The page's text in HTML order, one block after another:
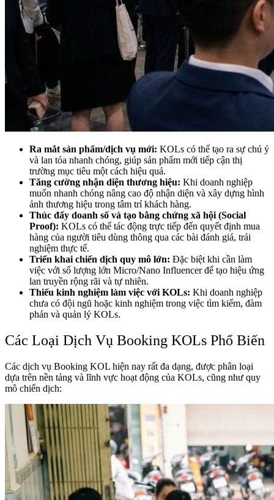
Ra mắt sản phẩm/dịch vụ mới: KOLs có thể tạo ra sự chú ý
và lan tỏa nhanh chóng, giúp sản phẩm mới tiếp cận thị
trường mục tiêu một cách hiệu quả.
Tăng cường nhận diện thương hiệu: Khi doanh nghiệp
muốn nhanh chóng nâng cao độ nhận diện và xây dựng hình
ảnh thương hiệu trong tâm trí khách hàng.
Thúc đẩy doanh số và tạo bằng chứng xã hội (Social
Proof): KOLs có thể tác động trực tiếp đến quyết định mua
hàng của người tiêu dùng thông qua các bài đánh giá, trải
nghiệm thực tế.
Triển khai chiến dịch quy mô lớn: Đặc biệt khi cần làm
việc với số lượng lớn Micro/Nano Influencer để tạo hiệu ứng
lan truyền rộng rãi và tự nhiên.
Thiếu kinh nghiệm làm việc với KOLs: Khi doanh nghiệp
chưa có đội ngũ hoặc kinh nghiệm trong việc tìm kiếm, đàm
phán và quản lý KOLs.
Các Loại Dịch Vụ Booking KOLs Phổ Biến
Các dịch vụ Booking KOL hiện nay rất đa dạng, được phân loại
dựa trên nền tảng và lĩnh vực hoạt động của KOLs, cũng như quy
mô chiến dịch: